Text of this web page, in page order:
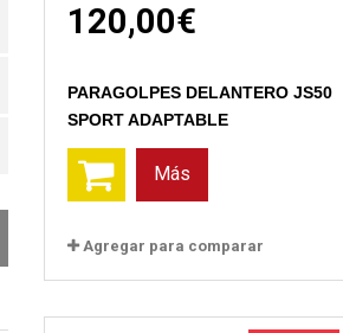
120,00€
PARAGOLPES DELANTERO JS50
SPORT ADAPTABLE
Más
Agregar para comparar